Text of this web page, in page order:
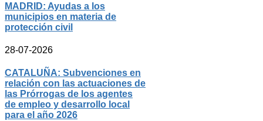
MADRID: Ayudas a los
municipios en materia de
protección civil
28-07-2026
CATALUÑA: Subvenciones en
relación con las actuaciones de
las Prórrogas de los agentes
de empleo y desarrollo local
para el año 2026